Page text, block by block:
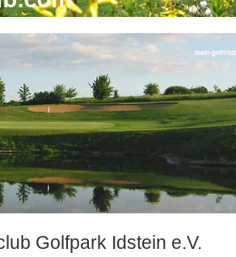
Golfpark Idstein e.V.